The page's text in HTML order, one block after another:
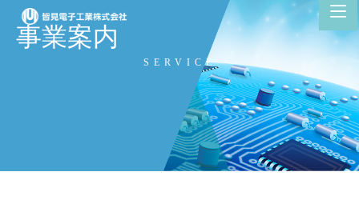
コ
ン
テ
事業案内
SERVICE